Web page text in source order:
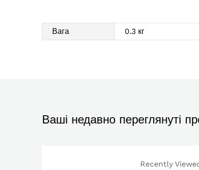
Вага 0.3 кг
Ваші недавно переглянуті
Recently